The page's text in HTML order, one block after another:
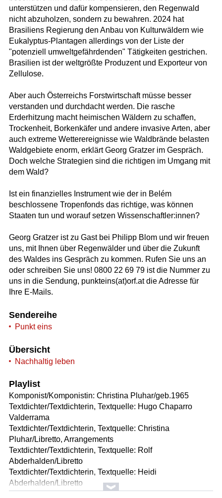
unterstützen und dafür kompensieren, den Regenwald
nicht abzuholzen, sondern zu bewahren. 2024 hat
Brasiliens Regierung den Anbau von Kulturwäldern wie
Eukalyptus-Plantagen allerdings von der Liste der
"potenziell umweltgefährdenden" Tätigkeiten gestrichen.
Brasilien ist der weltgrößte Produzent und Exporteur von
Zellulose.
Aber auch Österreichs Forstwirtschaft müsse besser
verstanden und durchdacht werden. Die rasche
Erderhitzung macht heimischen Wäldern zu schaffen,
Trockenheit, Borkenkäfer und andere invasive Arten, aber
auch extreme Wetterereignisse wie Waldbrände belasten
Waldgebiete enorm, erklärt Georg Gratzer im Gespräch.
Doch welche Strategien sind die richtigen im Umgang mit
dem Wald?
Ist ein finanzielles Instrument wie der in Belém
beschlossene Tropenfonds das richtige, was können
Staaten tun und worauf setzen Wissenschaftler:innen?
Georg Gratzer ist zu Gast bei Philipp Blom und wir freuen
uns, mit Ihnen über Regenwälder und über die Zukunft
des Waldes ins Gespräch zu kommen. Rufen Sie uns an
oder schreiben Sie uns! 0800 22 69 79 ist die Nummer zu
uns in die Sendung, punkteins(at)orf.at die Adresse für
Ihre E-Mails.
Sendereihe
Punkt eins
Übersicht
Nachhaltig leben
Playlist
Komponist/Komponistin: Christina Pluhar/geb.1965
Textdichter/Textdichterin, Textquelle: Hugo Chaparro
Valderrama
Textdichter/Textdichterin, Textquelle: Christina
Pluhar/Libretto, Arrangements
Textdichter/Textdichterin, Textquelle: Rolf
Abderhalden/Libretto
Textdichter/Textdichterin, Textquelle: Heidi
Abderhalden/Libretto
Titel: Orfeo Chaman